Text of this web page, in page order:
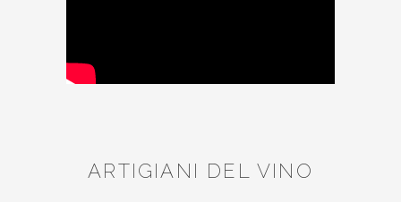
ARTIGIANI DEL VINO